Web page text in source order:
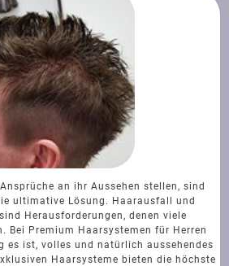
an ihr Aussehen stellen, sind
ultimative Lösung. Haarausfall und
Herausforderungen, denen viele
Bei Premium Haarsystemen für Herren
es ist, volles und natürlich aussehendes
Haarsysteme bieten die höchste